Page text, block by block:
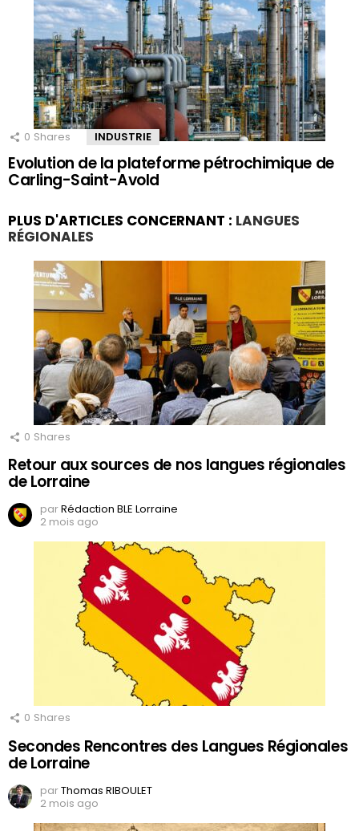
0 Shares INDUSTRIE
Evolution de la plateforme pétrochimique de
Carling-Saint-Avold
PLUS D'ARTICLES CONCERNANT : LANGUES
RÉGIONALES
0 Shares
Retour aux sources de nos langues régionales
de Lorraine
parRédaction BLE Lorraine
2 mois ago
0 Shares
Secondes Rencontres des Langues Régionales
de Lorraine
parThomas RIBOULET
2 mois ago